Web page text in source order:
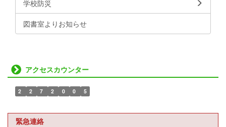
学校防災
図書室よりお知らせ
アクセスカウンター
2 2 7 2 0 0 5
緊急連絡